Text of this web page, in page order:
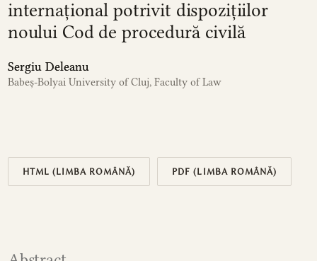
internațional potrivit dispozițiilor
noului Cod de procedură civilă
Sergiu Deleanu
Babeș-Bolyai University of Cluj, Faculty of Law
HTML (LIMBA ROMÂNĂ) PDF (LIMBA ROMÂNĂ)